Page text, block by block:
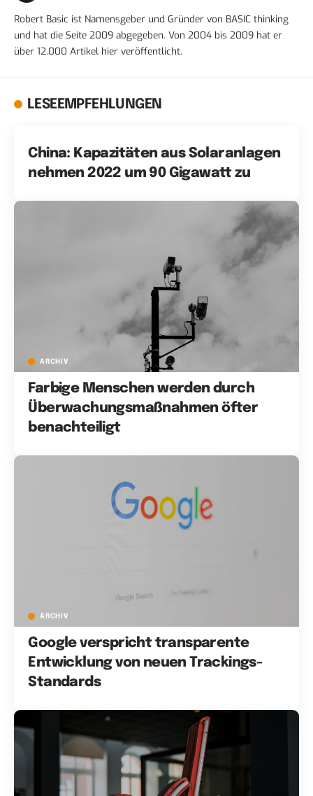
Robert Basic ist Namensgeber und Gründer von BASIC thinking
und hat die Seite 2009 abgegeben. Von 2004 bis 2009 hat er
über 12.000 Artikel hier veröffentlicht.
LESEEMPFEHLUNGEN
China: Kapazitäten aus Solaranlagen
nehmen 2022 um 90 Gigawatt zu
ARCHIV
Farbige Menschen werden durch
Überwachungsmaßnahmen öfter
benachteiligt
ARCHIV
Google verspricht transparente
Entwicklung von neuen Trackings-
Standards